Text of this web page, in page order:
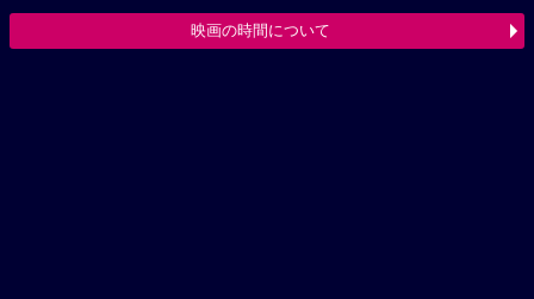
映画の時間について